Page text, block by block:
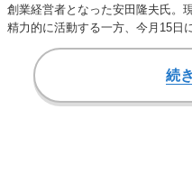
創業経営者となった安田隆夫氏。
精力的に活動する一方、今月15日
んの闘病中である…
続